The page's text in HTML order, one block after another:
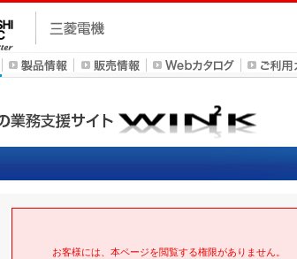
お客様には、本ページを閲覧する権限がありません。